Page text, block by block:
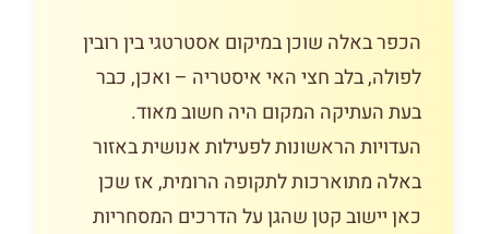
הכפר באלה שוכן במיקום אסטרטגי בין רובין
לפולה, בלב חצי האי איסטריה – ואכן, כבר
בעת העתיקה המקום היה חשוב מאוד.
העדויות הראשונות לפעילות אנושית באזור
באלה מתוארכות לתקופה הרומית, אז שכן
כאן יישוב קטן שהגן על הדרכים המסחריות